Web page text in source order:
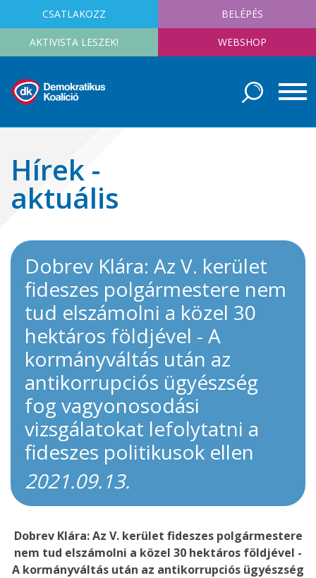
CSATLAKOZZ BELÉPÉS
AKTIVISTA LESZEK! WEBSHOP
Hírek -
aktuális
Dobrev Klára: Az V. kerület
fideszes polgármestere nem
tud elszámolni a közel 30
hektáros földjével - A
kormányváltás után az
antikorrupciós ügyészség
fog vagyonosodási
vizsgálatokat lefolytatni a
fideszes politikusok ellen
2021.09.13.
Dobrev Klára: Az V. kerület fideszes polgármestere
nem tud elszámolni a közel 30 hektáros földjével -
A kormányváltás után az antikorrupciós ügyészség